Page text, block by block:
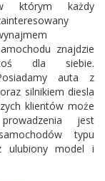
którym każdy
znajdzie
dla siebie.
auta z
silnikiem diesla
klientów może
jest
typu
ulubiony model i